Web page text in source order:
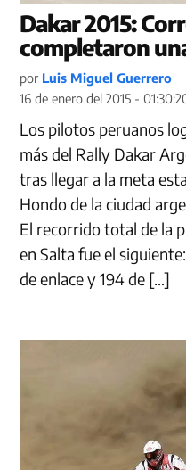
Dakar 2015:
completaron
por Luis Miguel Guerrero
16 de enero del 2015 -
Los pilotos peruanos
más del Rally Dakar
tras llegar a la meta
Hondo de la ciudad
El recorrido total de la
en Salta fue el
de enlace y 194 de […]